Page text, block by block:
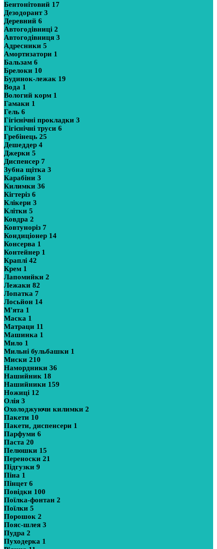
Бентонітовий 17
Дезодорант3
Деревний 6
Автогодівниці 2
Автогодівниця 3
Адресники 5
Амортизатори 1
Бальзам 6
Брелоки 10
Будинок-лежак 19
Вода 1
Вологий корм 1
Гамаки 1
Гель 6
Гігієнічні прокладки 3
Гігієнічні труси 6
Гребінець 25
Дешеддер 4
Джерки 5
Диспенсер 7
Зубна щітка 3
Карабіни 3
Килимки 36
Кігтеріз 6
Клікери 3
Клітки 5
Ковдра 2
Ковтуноріз 7
Кондиціонер 14
Консерва 1
Контейнер 1
Краплі 42
Крем 1
Лапомийки 2
Лежаки 82
Лопатка 7
Лосьйон 14
М'ята 1
Маска 1
Матраци 11
Машинка 1
Мило 1
Мильні бульбашки 1
Миски 210
Намордники 36
Нашийник 18
Нашийники 159
Ножиці 12
Олія 3
Охолоджуючи килимки 2
Пакети 10
Пакети, диспенсери 1
Парфуми 6
Паста 20
Пелюшки 15
Переноски 21
Підгузки 9
Піна 1
Пінцет6
Повідки 100
Поїлка-фонтан 2
Поїлки 5
Порошок 2
Пояс-шлея 3
Пудра 2
Пуходерка 1